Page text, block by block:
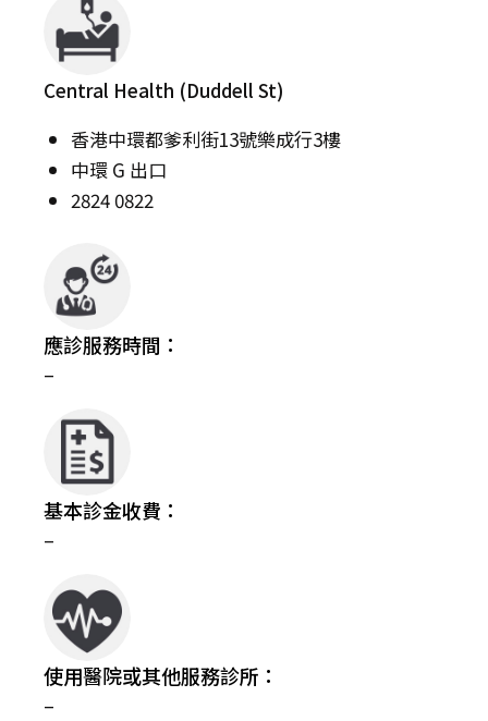
Central Health (Duddell St)
香港中環都爹利街13號樂成行3樓
中環 G 出口
2824 0822
應診服務時間：
–
基本診金收費：
–
使用醫院或其他服務診所：
–